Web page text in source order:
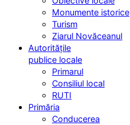
Monumente istorice
Turism
Ziarul Novăceanul
Autoritățile
publice locale
Primarul
Consiliul local
RUTI
Primăria
Conducerea